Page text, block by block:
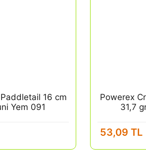
16 cm
Yem 091
Powerex
31,7
53,09 TL